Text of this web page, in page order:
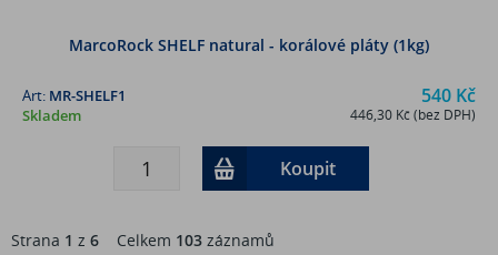
MarcoRock SHELF natural - korálové pláty (1kg)
540 Kč
446,30 Kč (bez DPH)
Art: MR-SHELF1
Skladem
Koupit
Strana 1 z 6 Celkem 103 záznamů